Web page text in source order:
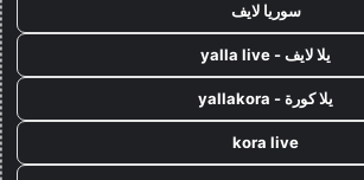
سوريا لايف
يلا لايف - yalla live
يلا كورة - yallakora
kora live